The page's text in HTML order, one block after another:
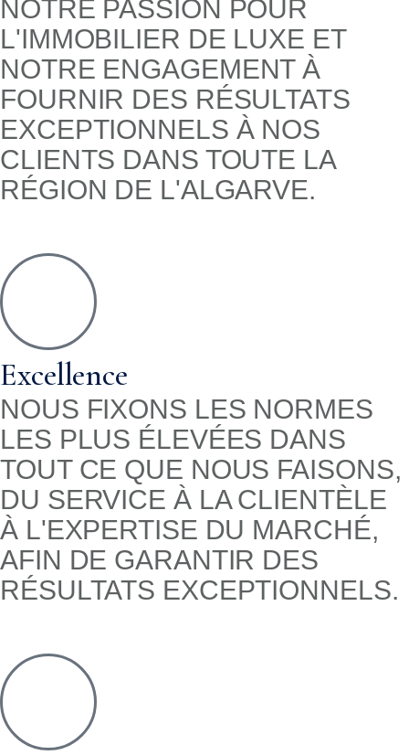
NOTRE PASSION POUR
L'IMMOBILIER DE LUXE ET
NOTRE ENGAGEMENT À
FOURNIR DES RÉSULTATS
EXCEPTIONNELS À NOS
CLIENTS DANS TOUTE LA
RÉGION DE L'ALGARVE.
Excellence
NOUS FIXONS LES NORMES
LES PLUS ÉLEVÉES DANS
TOUT CE QUE NOUS FAISONS,
DU SERVICE À LA CLIENTÈLE
À L'EXPERTISE DU MARCHÉ,
AFIN DE GARANTIR DES
RÉSULTATS EXCEPTIONNELS.